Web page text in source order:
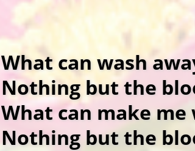
What can wash
Nothing but the
What can make me
Nothing but the